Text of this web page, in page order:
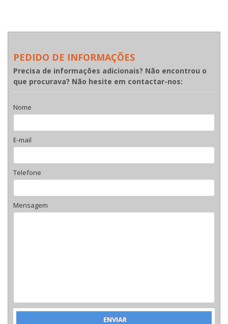
PEDIDO DE INFORMAÇÕES
Precisa de informações adicionais? Não encontrou o
que procurava? Não hesite em contactar-nos:
Nome
E-mail
Telefone
Mensagem